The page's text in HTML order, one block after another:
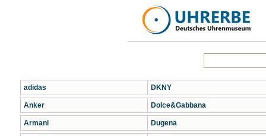
adidas
Anker
Armani
DKNY
Dolce&Gabbana
Dugena